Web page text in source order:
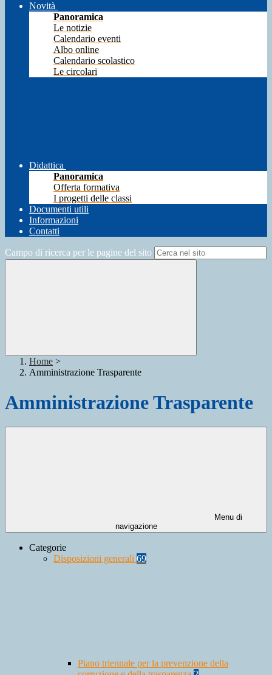
Novità
Panoramica
Le notizie
Calendario eventi
Albo online
Calendario scolastico
Le circolari
Didattica
Panoramica
Offerta formativa
I progetti delle classi
Documenti utili
Informazioni
Contatti
Campo di ricerca per le pagine del sito
Home >
Amministrazione Trasparente
Amministrazione Trasparente
Menu di
navigazione
Categorie
Disposizioni generali 69
Piano triennale per la prevenzione della